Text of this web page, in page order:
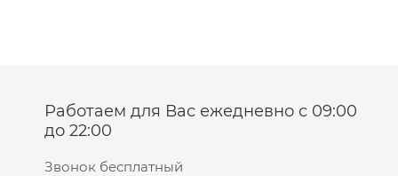
Работаем для Вас ежедневно с 09:00
до 22:00
Звонок бесплатный